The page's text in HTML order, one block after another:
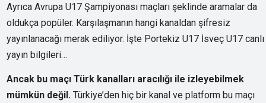
Ayrıca Avrupa U17 Şampiyonası maçları şeklinde aramalar da
oldukça popüler. Karşılaşmanın hangi kanaldan şifresiz
yayınlanacağı merak ediliyor. İşte Portekiz U17 İsveç U17 canlı
yayın bilgileri…
Ancak bu maçı Türk kanalları aracılığı ile izleyebilmek
mümkün değil. Türkiye’den hiç bir kanal ve platform bu maçı